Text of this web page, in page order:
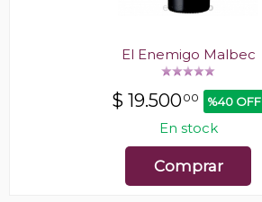
El Enemigo Malbec
$ 19.50000 %40 OFF
En stock
Comprar